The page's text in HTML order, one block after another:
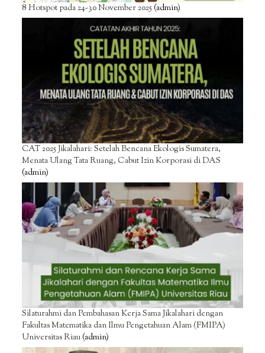
8 Hotspot pada 24-30 November 2025(admin)
CAT 2025 Jikalahari: Setelah Bencana Ekologis Sumatera,
Menata Ulang Tata Ruang, Cabut Izin Korporasi di DAS
(admin)
Silaturahmi dan Pembahasan Kerja Sama Jikalahari dengan
Fakultas Matematika dan Ilmu Pengetahuan Alam (FMIPA)
Universitas Riau(admin)